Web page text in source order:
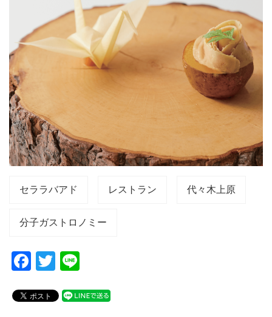
セララバアド レストラン 代々木上原
分子ガストロノミー
F
c
T
tt
e